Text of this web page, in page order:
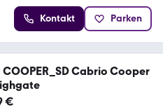
Kontakt Parken
COOPER_SD Cabrio Cooper
€